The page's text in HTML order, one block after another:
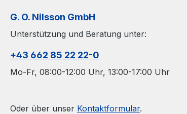
G. O. Nilsson GmbH
Unterstützung und Beratung unter:
+43 662 85 22 22-0
Mo-Fr, 08:00-12:00 Uhr, 13:00-17:00 Uhr
Oder über unser Kontaktformular.